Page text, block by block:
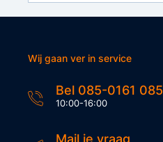
Wij gaan ver in service
Bel 085-0161 085
10:00-16:00
Mail je vraag